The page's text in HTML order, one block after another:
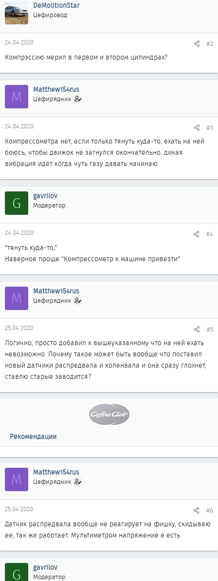
DeMolitionStar
Цефировод
24.04.2020 #2
Компрэссию мерил в первом и втором цилиндрах?
M Matthew154rus
Цефирядник
24.04.2020 #3
Компрессометра нет, если только тянуть куда-то, ехать на ней
боюсь, чтобы движок не загнулся окончательно, дикая
вибрация идёт когда чуть газу давать начинаю.
G gavrilov
Модератор
24.04.2020 #4
"тянуть куда-то,"
Наверное проще "Компрессометр к машине привезти"
M Matthew154rus
Цефирядник
25.04.2020 #5
Логично, просто добавил к вышеуказанному что на ней ехать
невозможно. Почему такое может быть вообще что поставил
новый датчики распредвала и коленвала и она сразу глохнет,
ставлю старые заводится?
Рекомендации
M Matthew154rus
Цефирядник
25.04.2020 #6
Датчик распредвала вообще не реагирует на фишку, скидываю
ее, так же работает. Мультиметром напряжение е есть
G gavrilov
Модератор